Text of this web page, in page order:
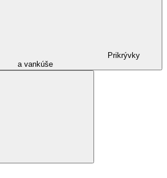
Prikrývky
a vankúše